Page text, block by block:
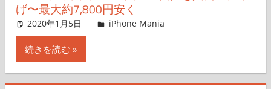
げ〜最大約7,800円安く
2020年1月5日 iPhone Mania
iPhone Mania
続きを読む